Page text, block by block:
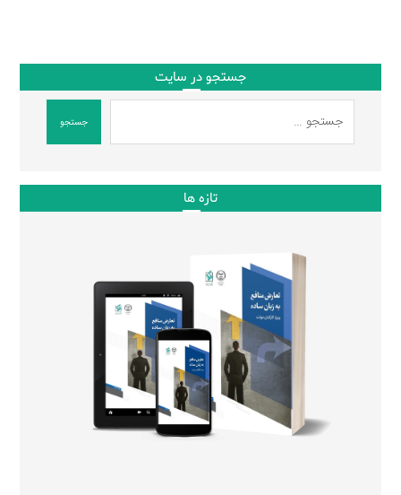
جستجو در سایت
جستجو
تازه ها